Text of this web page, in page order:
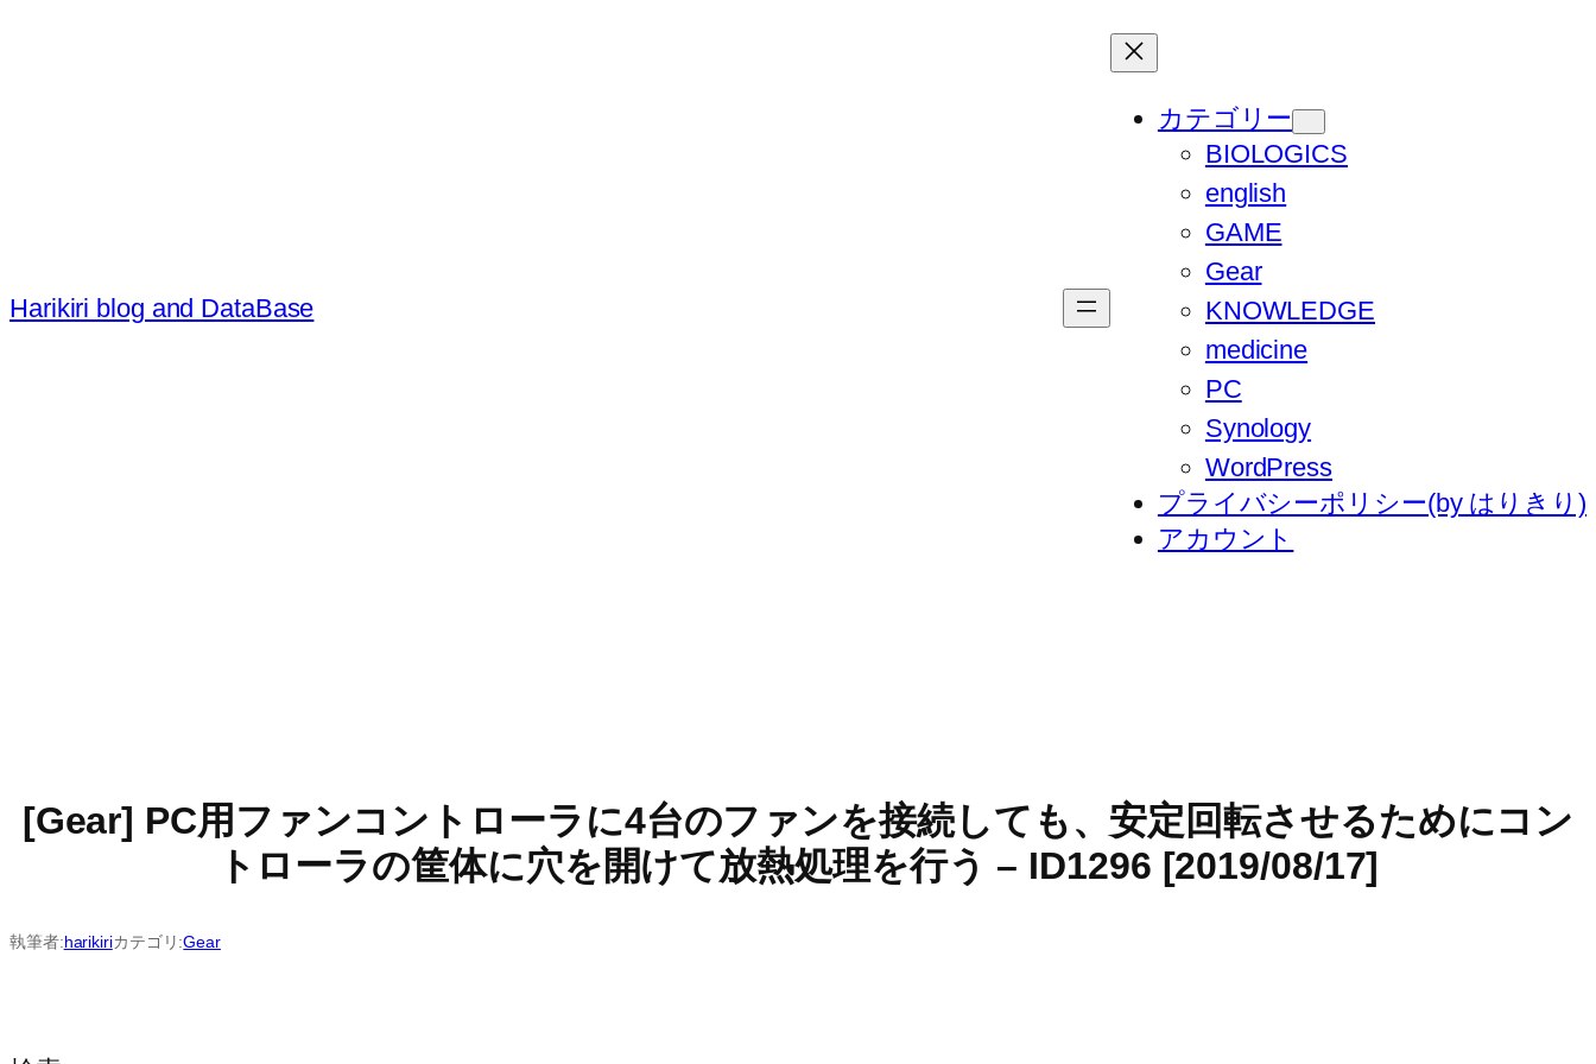
Harikiri blog and DataBase
カテゴリー
BIOLOGICS
english
GAME
Gear
KNOWLEDGE
medicine
PC
Synology
WordPress
プライバシーポリシー(by はりきり)
アカウント
[Gear] PC用ファンコントローラに4台のファンを接続しても、安定回転させるためにコン
トローラの筐体に穴を開けて放熱処理を行う – ID1296 [2019/08/17]
執筆者:harikiriカテゴリ:Gear